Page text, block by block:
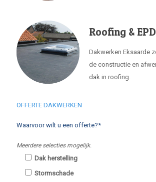
Roofing &
Dakwerken Eksaarde
de constructie en
dak in roofing.
OFFERTE DAKWERKEN
Waarvoor wilt u een offerte?*
Meerdere selecties mogelijk.
Dak herstelling
Stormschade